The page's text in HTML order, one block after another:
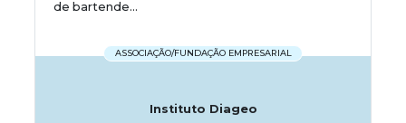
de bartende...
ASSOCIAÇÃO/FUNDAÇÃO EMPRESARIAL
Instituto Diageo